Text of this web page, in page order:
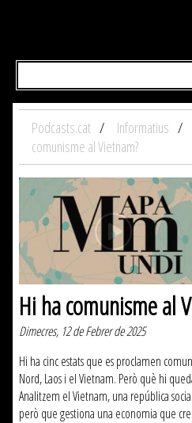
Podcasts.cat Informatius
comunisme al Vietnam?
Hi ha comunisme al
Dimecres, 12 de Febrer de 2025
Hi ha cinc estats que es proclamen
Nord, Laos i el Vietnam. Però què hi
Analitzem el Vietnam, una república
però que gestiona una economia que